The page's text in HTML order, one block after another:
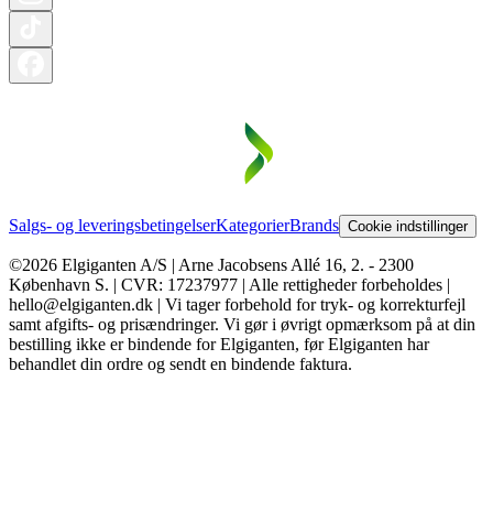
Salgs- og leveringsbetingelserKategorierBrands Cookie indstillinger
©2026 Elgiganten A/S | Arne Jacobsens Allé 16, 2. - 2300
København S. | CVR: 17237977 | Alle rettigheder forbeholdes |
hello@elgiganten.dk | Vi tager forbehold for tryk- og korrekturfejl
samt afgifts- og prisændringer. Vi gør i øvrigt opmærksom på at din
bestilling ikke er bindende for Elgiganten, før Elgiganten har
behandlet din ordre og sendt en bindende faktura.